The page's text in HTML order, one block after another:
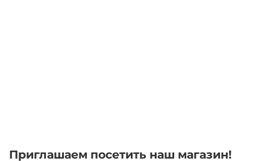
Приглашаем посетить наш магазин!